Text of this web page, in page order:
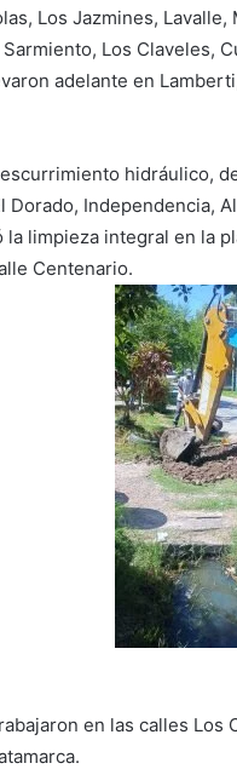
Los Jazmines, Lavalle,
Los Claveles,
adelante en
hidráulico,
Independencia,
limpieza integral en la
Centenario.
en las calles Los